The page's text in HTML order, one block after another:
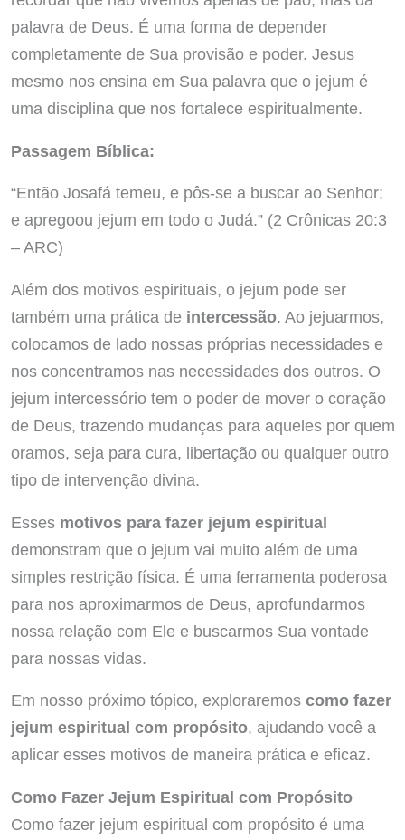
palavra de Deus. É uma forma de depender
completamente de Sua provisão e poder. Jesus
mesmo nos ensina em Sua palavra que o jejum é
uma disciplina que nos fortalece espiritualmente.
Passagem Bíblica:
“Então Josafá temeu, e pôs-se a buscar ao Senhor;
e apregoou jejum em todo o Judá.” (2 Crônicas 20:3
– ARC)
Além dos motivos espirituais, o jejum pode ser
também uma prática de intercessão. Ao jejuarmos,
colocamos de lado nossas próprias necessidades e
nos concentramos nas necessidades dos outros. O
jejum intercessório tem o poder de mover o coração
de Deus, trazendo mudanças para aqueles por quem
oramos, seja para cura, libertação ou qualquer outro
tipo de intervenção divina.
Esses motivos para fazer jejum espiritual
demonstram que o jejum vai muito além de uma
simples restrição física. É uma ferramenta poderosa
para nos aproximarmos de Deus, aprofundarmos
nossa relação com Ele e buscarmos Sua vontade
para nossas vidas.
Em nosso próximo tópico, exploraremos como fazer
jejum espiritual com propósito, ajudando você a
aplicar esses motivos de maneira prática e eficaz.
Como Fazer Jejum Espiritual com Propósito
Como fazer jejum espiritual com propósito é uma